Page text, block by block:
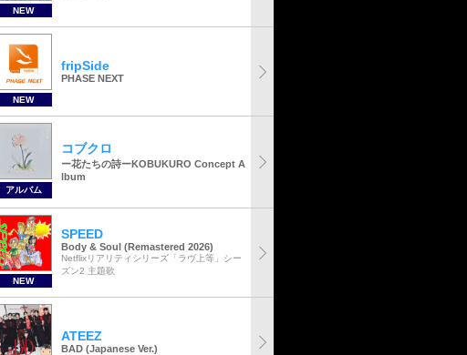
NEW
NEW
fripSide
PHASE NEXT
アルバム
コブクロ
ー花たちの詩ーKOBUKURO Concept A
lbum
NEW
SPEED
Body & Soul (Remastered 2026)
Netflixリアリティシリーズ「ラヴ上等」シー
ズン2 主題歌
ATEEZ
BAD (Japanese Ver.)